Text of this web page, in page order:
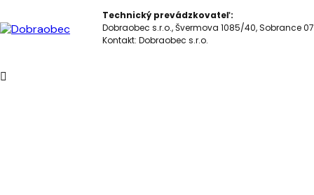
Technický prevádzkovateľ:
Dobraobec s.r.o., Švermova 1085/40, Sobrance
Kontakt: Dobraobec s.r.o.